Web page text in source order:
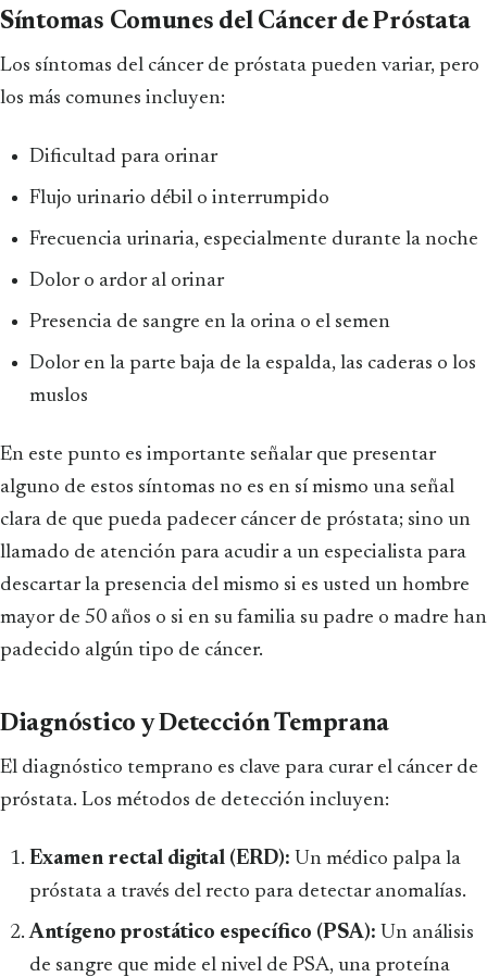
Síntomas Comunes del Cáncer de Próstata
Los síntomas del cáncer de próstata pueden variar, pero
los más comunes incluyen:
Dificultad para orinar
Flujo urinario débil o interrumpido
Frecuencia urinaria, especialmente durante la noche
Dolor o ardor al orinar
Presencia de sangre en la orina o el semen
Dolor en la parte baja de la espalda, las caderas o los
muslos
En este punto es importante señalar que presentar
alguno de estos síntomas no es en sí mismo una señal
clara de que pueda padecer cáncer de próstata; sino un
llamado de atención para acudir a un especialista para
descartar la presencia del mismo si es usted un hombre
mayor de 50 años o si en su familia su padre o madre han
padecido algún tipo de cáncer.
Diagnóstico y Detección Temprana
El diagnóstico temprano es clave para curar el cáncer de
próstata. Los métodos de detección incluyen:
Examen rectal digital (ERD): Un médico palpa la
próstata a través del recto para detectar anomalías.
Antígeno prostático específico (PSA): Un análisis
de sangre que mide el nivel de PSA, una proteína